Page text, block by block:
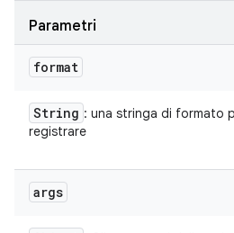
Parametri
format
String : una stringa di formato
registrare
args